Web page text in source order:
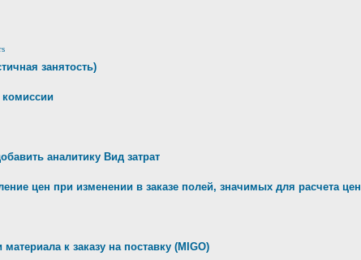
занятость)
аналитику Вид затрат
цен при изменении в заказе полей, значимых для расчета цен
к заказу на поставку (MIGO)